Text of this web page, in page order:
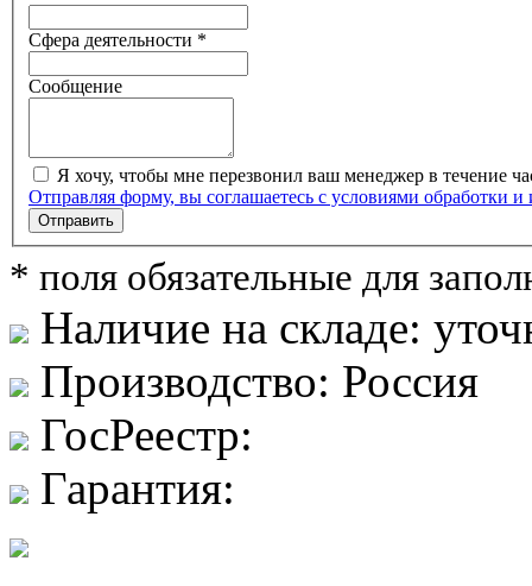
Сфера деятельности *
Сообщение
Я хочу, чтобы мне перезвонил ваш менеджер в течение
Отправляя форму, вы соглашаетесь с условиями обработки
Отправить
* поля обязательные для
Наличие на складе:
Производство: Россия
ГосРеестр:
Гарантия: